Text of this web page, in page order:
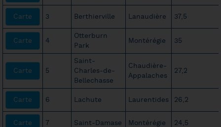
Carte 3 Berthierville Lanaudière 37,5
Carte 4
Otterburn
Park
Montérégie 35
Carte 5
Saint-
Charles-de-
Bellechasse
Chaudière-
Appalaches
27,2
Carte 6 Lachute Laurentides 26,2
Carte 7 Saint-Damase Montérégie 24,5